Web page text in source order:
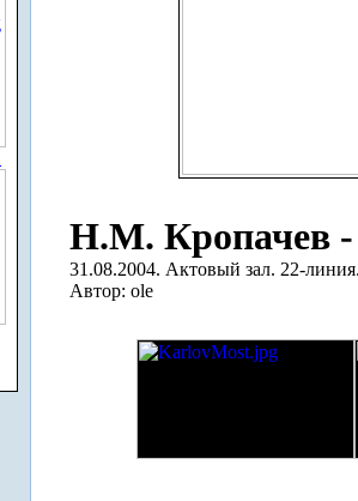
Н.М. Кропачев -
31.08.2004. Актовый зал. 22-
Автор: ole